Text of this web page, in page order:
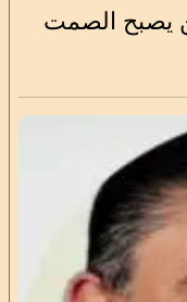
يصبح الصمت